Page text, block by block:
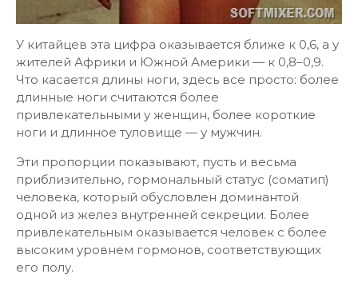
У китайцев эта цифра оказывается ближе к 0,6, а у
жителей Африки и Южной Америки — к 0,8–0,9.
Что касается длины ноги, здесь все просто: более
длинные ноги считаются более
привлекательными у женщин, более короткие
ноги и длинное туловище — у мужчин.
Эти пропорции показывают, пусть и весьма
приблизительно, гормональный статус (соматип)
человека, который обусловлен доминантой
одной из желез внутренней секреции. Более
привлекательным оказывается человек с более
высоким уровнем гормонов, соответствующих
его полу.